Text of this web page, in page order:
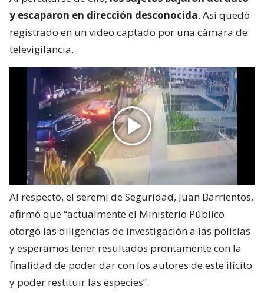
y escaparon en dirección desconocida. Así quedó
registrado en un video captado por una cámara de
televigilancia.
Al respecto, el seremi de Seguridad, Juan Barrientos,
afirmó que “actualmente el Ministerio Público
otorgó las diligencias de investigación a las policías
y esperamos tener resultados prontamente con la
finalidad de poder dar con los autores de este ilícito
y poder restituir las especies”.